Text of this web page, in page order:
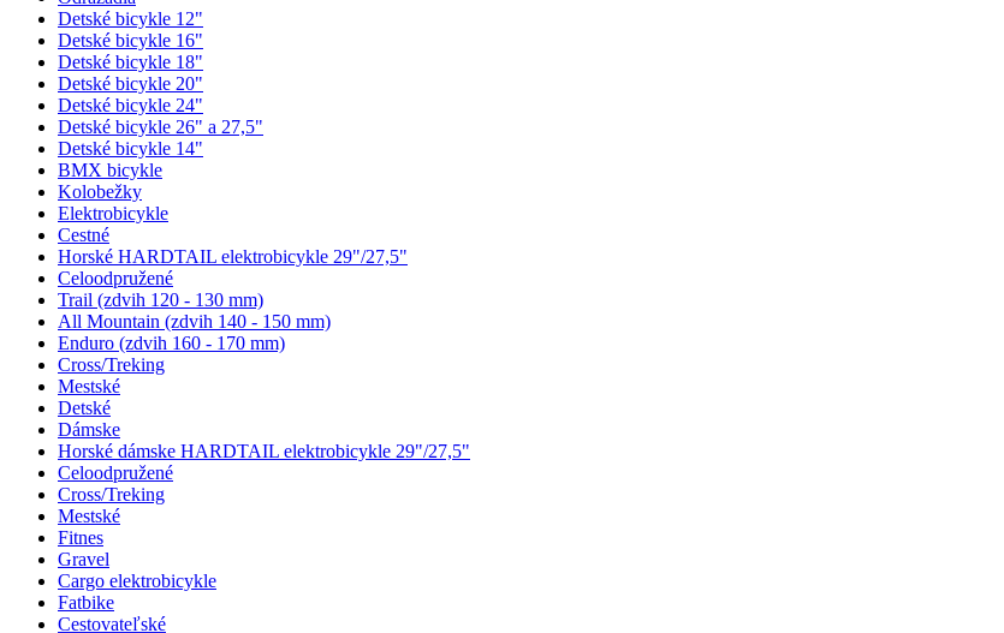
Detské bicykle 12"
Detské bicykle 16"
Detské bicykle 18"
Detské bicykle 20"
Detské bicykle 24"
Detské bicykle 26" a 27,5"
Detské bicykle 14"
BMX bicykle
Kolobežky
Elektrobicykle
Cestné
Horské HARDTAIL elektrobicykle 29"/27,5"
Celoodpružené
Trail (zdvih 120 - 130 mm)
All Mountain (zdvih 140 - 150 mm)
Enduro (zdvih 160 - 170 mm)
Cross/Treking
Mestské
Detské
Dámske
Horské dámske HARDTAIL elektrobicykle 29"/27,5"
Celoodpružené
Cross/Treking
Mestské
Fitnes
Gravel
Cargo elektrobicykle
Fatbike
Cestovateľské